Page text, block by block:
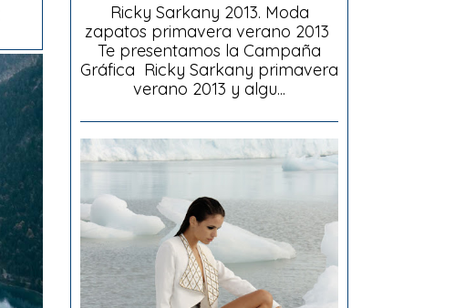
Ricky Sarkany 2013. Moda
zapatos primavera verano 2013
Te presentamos la Campaña
Gráfica Ricky Sarkany primavera
verano 2013 y algu...